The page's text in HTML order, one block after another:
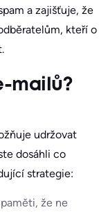
a zajišťuje, že
kteří o
mailů?
udržovat
dosáhli co
strategie:
že ne